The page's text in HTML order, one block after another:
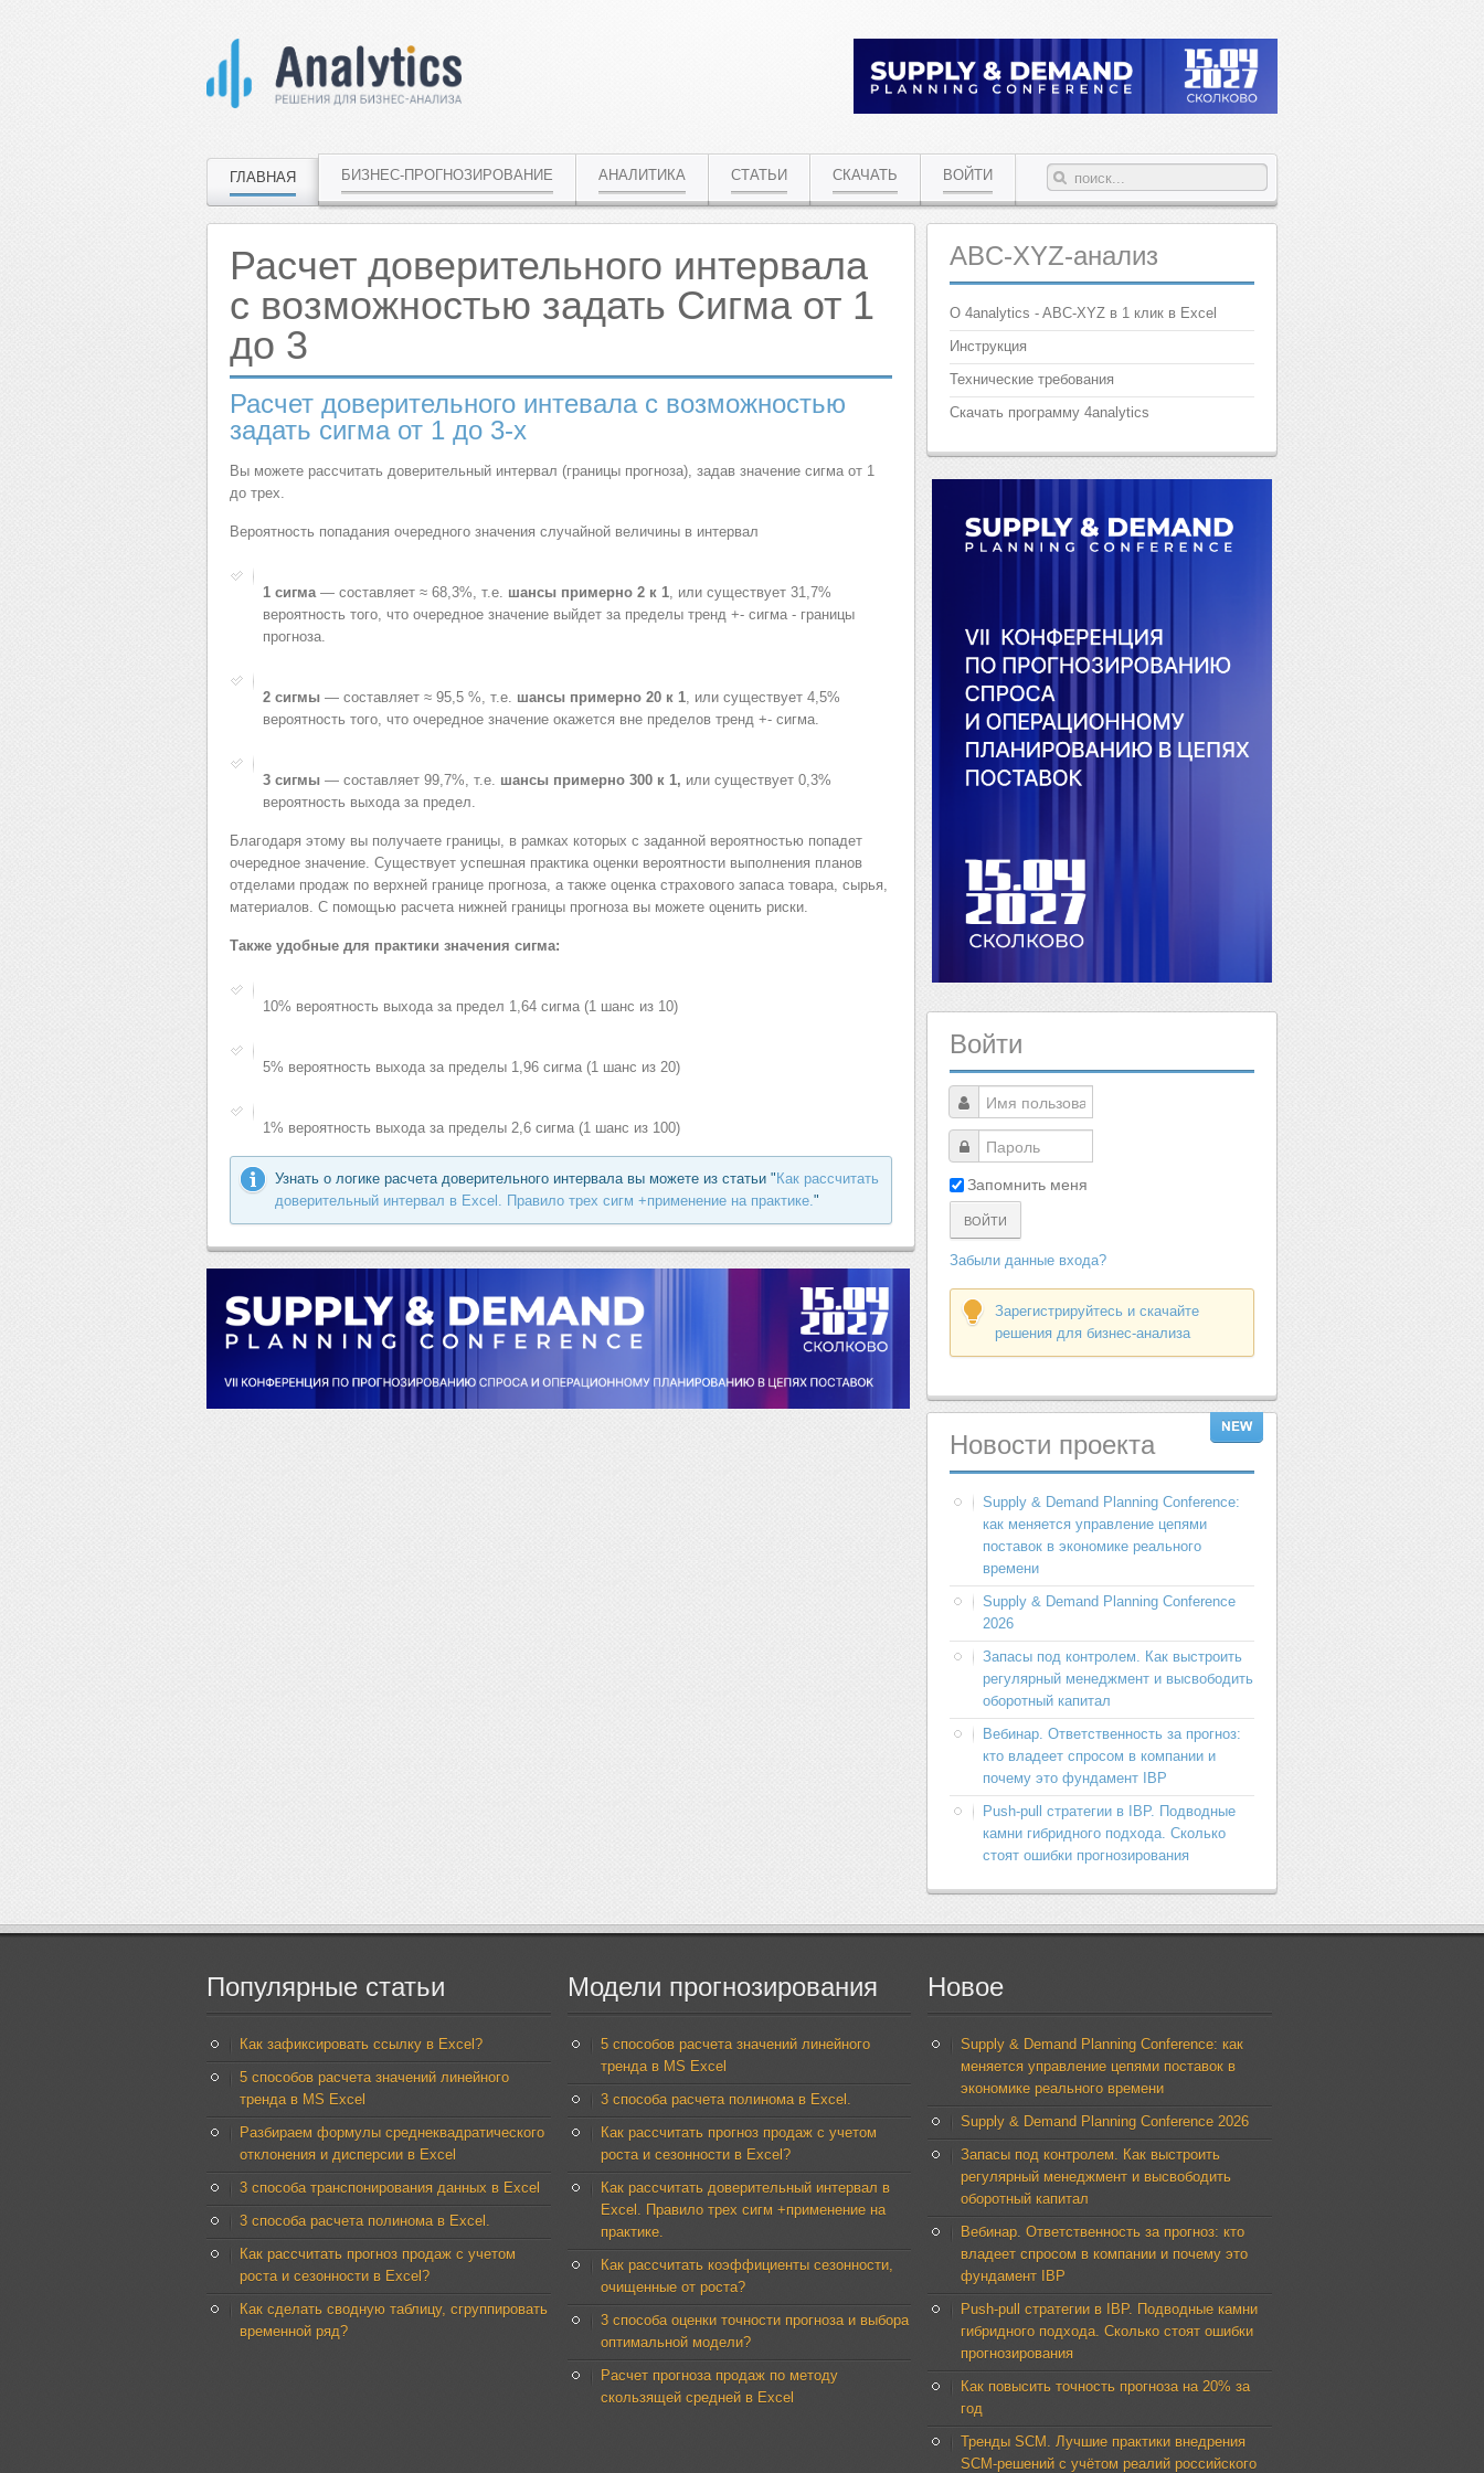
ГЛАВНАЯ БИЗНЕС-ПРОГНОЗИРОВАНИЕ АНАЛИТИКА СТАТЬИ СКАЧАТЬ ВОЙТИ
Расчет доверительного интервала
с возможностью задать Сигма от 1
до 3
Расчет доверительного интевала с возможностью
задать сигма от 1 до 3-х
Вы можете рассчитать доверительный интервал (границы прогноза), задав значение сигма от 1
до трех.
Вероятность попадания очередного значения случайной величины в интервал
1 сигма— составляет ≈ 68,3%, т.е. шансы примерно 2 к 1, или существует 31,7%
вероятность того, что очередное значение выйдет за пределы тренд +- сигма - границы
прогноза.
2 сигмы — составляет ≈ 95,5 %, т.е. шансы примерно 20 к 1, или существует 4,5%
вероятность того, что очередное значение окажется вне пределов тренд +- сигма.
3 сигмы — составляет 99,7%, т.е. шансы примерно 300 к 1, или существует 0,3%
вероятность выхода за предел.
Благодаря этому вы получаете границы, в рамках которых с заданной вероятностью попадет
очередное значение. Существует успешная практика оценки вероятности выполнения планов
отделами продаж по верхней границе прогноза, а также оценка страхового запаса товара, сырья,
материалов. С помощью расчета нижней границы прогноза вы можете оценить риски.
Также удобные для практики значения сигма:
10% вероятность выхода за предел 1,64 сигма (1 шанс из 10)
5% вероятность выхода за пределы 1,96 сигма (1 шанс из 20)
1% вероятность выхода за пределы 2,6 сигма (1 шанс из 100)
Узнать о логике расчета доверительного интервала вы можете из статьи " Как рассчитать
доверительный интервал в Excel. Правило трех сигм +применение на практике."
ABC-XYZ-анализ
О 4analytics - ABC-XYZ в 1 клик в Excel
Инструкция
Технические требования
Скачать программу 4analytics
Войти
Запомнить меня
ВОЙТИ
Забыли данные входа?
Зарегистрируйтесь и скачайте
решения для бизнес-анализа
Новости проекта
Supply & Demand Planning Conference:
как меняется управление цепями
поставок в экономике реального
времени
Supply & Demand Planning Conference
2026
Запасы под контролем. Как выстроить
регулярный менеджмент и высвободить
оборотный капитал
Вебинар. Ответственность за прогноз:
кто владеет спросом в компании и
почему это фундамент IBP
Push-pull стратегии в IBP. Подводные
камни гибридного подхода. Сколько
стоят ошибки прогнозирования
Популярные статьи
Как зафиксировать ссылку в Excel?
5 способов расчета значений линейного
тренда в MS Excel
Разбираем формулы среднеквадратического
отклонения и дисперсии в Excel
3 способа транспонирования данных в Excel
3 способа расчета полинома в Excel.
Как рассчитать прогноз продаж с учетом
роста и сезонности в Excel?
Как сделать сводную таблицу, сгруппировать
временной ряд?
Модели прогнозирования
5 способов расчета значений линейного
тренда в MS Excel
3 способа расчета полинома в Excel.
Как рассчитать прогноз продаж с учетом
роста и сезонности в Excel?
Как рассчитать доверительный интервал в
Excel. Правило трех сигм +применение на
практике.
Как рассчитать коэффициенты сезонности,
очищенные от роста?
3 способа оценки точности прогноза и выбора
оптимальной модели?
Расчет прогноза продаж по методу
скользящей средней в Excel
Новое
Supply & Demand Planning Conference: как
меняется управление цепями поставок в
экономике реального времени
Supply & Demand Planning Conference 2026
Запасы под контролем. Как выстроить
регулярный менеджмент и высвободить
оборотный капитал
Вебинар. Ответственность за прогноз: кто
владеет спросом в компании и почему это
фундамент IBP
Push-pull стратегии в IBP. Подводные камни
гибридного подхода. Сколько стоят ошибки
прогнозирования
Как повысить точность прогноза на 20% за
год
Тренды SCM. Лучшие практики внедрения
SCM-решений с учётом реалий российского